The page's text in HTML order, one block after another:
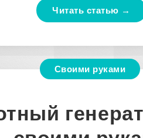
Читать статью →
Своими руками